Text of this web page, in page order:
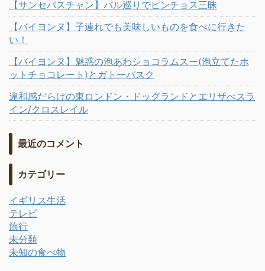
【サンセバスチャン】バル巡りでピンチョス三昧
【バイヨンヌ】子連れでも美味しいものを食べに行きた
い！
【バイヨンヌ】魅惑の泡あわショコラムスー(泡立てたホ
ットチョコレート)とガトーバスク
違和感だらけの東ロンドン・ドッグランドとエリザべスラ
イン/クロスレイル
最近のコメント
カテゴリー
イギリス生活
テレビ
旅行
未分類
未知の食べ物